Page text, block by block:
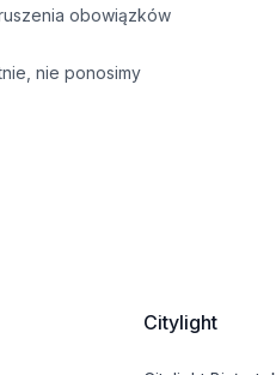
obowiązków
nie ponosimy
Citylight